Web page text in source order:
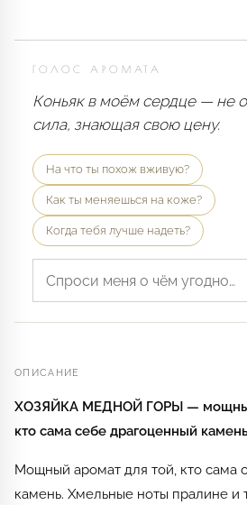
ГОЛОС АРОМАТА
Коньяк в моём сердце — не
сила, знающая свою цену.
На что ты похож вживую?
Как ты меняешься на коже?
Когда тебя лучше надеть?
ОПИСАНИЕ
ХОЗЯЙКА МЕДНОЙ ГОРЫ —
кто сама себе драгоценный
Мощный аромат для той, кто сама
камень. Хмельные ноты пралине и